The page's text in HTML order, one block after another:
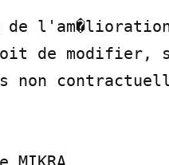
de
de modifier,
non